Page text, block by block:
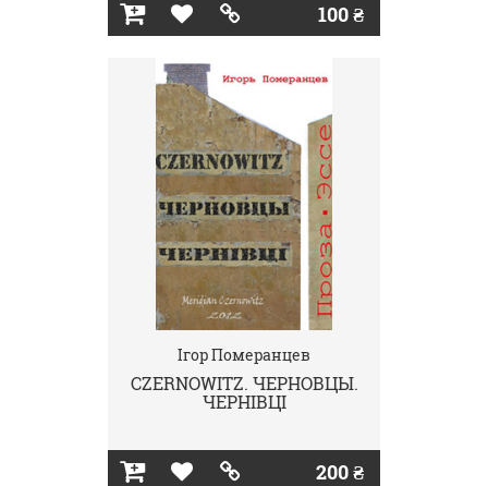
100 ₴
Ігор Померанцев
CZERNOWITZ. ЧЕРНОВЦЫ.
ЧЕРНІВЦІ
200 ₴